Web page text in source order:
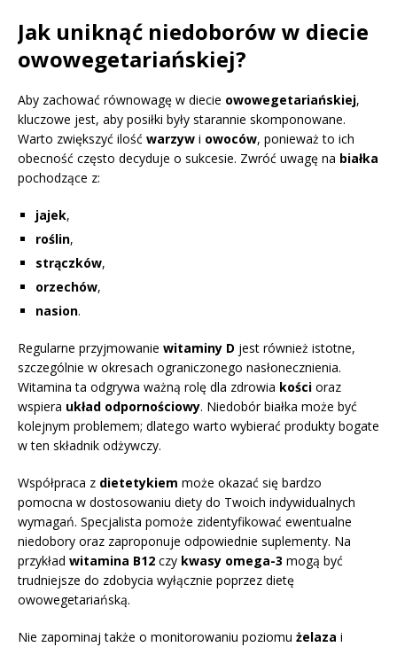
Jak uniknąć niedoborów w diecie
owowegetariańskiej?
Aby zachować równowagę w diecie owowegetariańskiej,
kluczowe jest, aby posiłki były starannie skomponowane.
Warto zwiększyć ilość warzyw i owoców, ponieważ to ich
obecność często decyduje o sukcesie. Zwróć uwagę na białka
pochodzące z:
jajek,
roślin,
strączków,
orzechów,
nasion.
Regularne przyjmowanie witaminy D jest również istotne,
szczególnie w okresach ograniczonego nasłonecznienia.
Witamina ta odgrywa ważną rolę dla zdrowia kości oraz
wspiera układ odpornościowy. Niedobór białka może być
kolejnym problemem; dlatego warto wybierać produkty bogate
w ten składnik odżywczy.
Współpraca z dietetykiem może okazać się bardzo
pomocna w dostosowaniu diety do Twoich indywidualnych
wymagań. Specjalista pomoże zidentyfikować ewentualne
niedobory oraz zaproponuje odpowiednie suplementy. Na
przykład witamina B12 czy kwasy omega-3 mogą być
trudniejsze do zdobycia wyłącznie poprzez dietę
owowegetariańską.
Nie zapominaj także o monitorowaniu poziomu żelaza i